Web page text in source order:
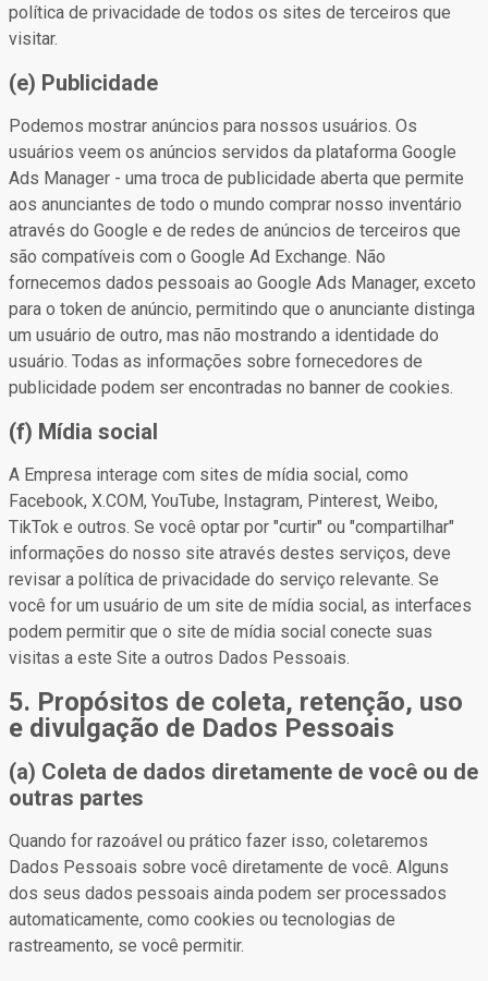
política de privacidade de todos os sites de terceiros que
visitar.
(e) Publicidade
Podemos mostrar anúncios para nossos usuários. Os
usuários veem os anúncios servidos da plataforma Google
Ads Manager - uma troca de publicidade aberta que permite
aos anunciantes de todo o mundo comprar nosso inventário
através do Google e de redes de anúncios de terceiros que
são compatíveis com o Google Ad Exchange. Não
fornecemos dados pessoais ao Google Ads Manager, exceto
para o token de anúncio, permitindo que o anunciante distinga
um usuário de outro, mas não mostrando a identidade do
usuário. Todas as informações sobre fornecedores de
publicidade podem ser encontradas no banner de cookies.
(f) Mídia social
A Empresa interage com sites de mídia social, como
Facebook, X.COM, YouTube, Instagram, Pinterest, Weibo,
TikTok e outros. Se você optar por "curtir" ou "compartilhar"
informações do nosso site através destes serviços, deve
revisar a política de privacidade do serviço relevante. Se
você for um usuário de um site de mídia social, as interfaces
podem permitir que o site de mídia social conecte suas
visitas a este Site a outros Dados Pessoais.
5. Propósitos de coleta, retenção, uso
e divulgação de Dados Pessoais
(a) Coleta de dados diretamente de você ou de
outras partes
Quando for razoável ou prático fazer isso, coletaremos
Dados Pessoais sobre você diretamente de você. Alguns
dos seus dados pessoais ainda podem ser processados
automaticamente, como cookies ou tecnologias de
rastreamento, se você permitir.